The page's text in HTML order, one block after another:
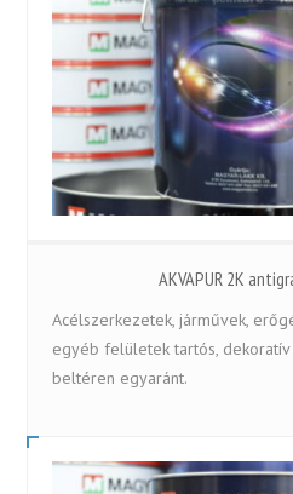
AKVAPUR 2K
Acélszerkezetek, járművek,
egyéb felületek tartós,
beltéren egyaránt.